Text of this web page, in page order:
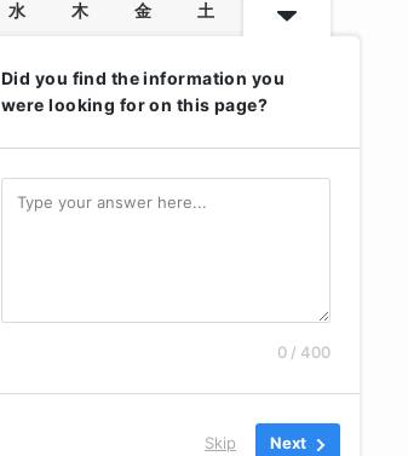
水 木 金 土
6 9
19 20 21 22 23
Did you find the information you
were looking for on this page?
0 / 400
Skip Next